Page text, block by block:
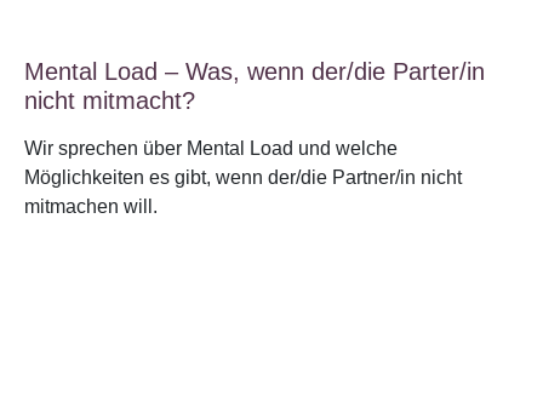
Mental Load – Was, wenn der/die Parter/in
nicht mitmacht?
Wir sprechen über Mental Load und welche
Möglichkeiten es gibt, wenn der/die Partner/in nicht
mitmachen will.